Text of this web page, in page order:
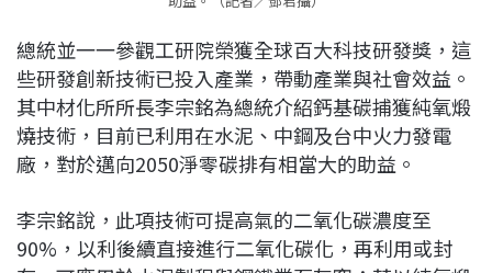
總統並一一參觀工研院榮獲全球百大科技研發獎，這
些研發創新技術已投入產業，帶動產業與社會效益。
其中材化所所長李宗銘為總統介紹鈣基碳捕獲純氧煅
燒技術，目前已利用在水泥、中鋼及台中火力發電
廠，對於邁向2050淨零碳排有相當大的助益。
李宗銘說，此項技術可提高氣的二氧化碳濃度至
90%，以利後續直接進行二氧化碳化，再利用或封